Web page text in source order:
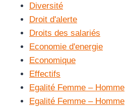
Diversité
Droit d'alerte
Droits des salariés
Economie d'energie
Economique
Effectifs
Egalité Femme – Homme
Egalité Femme – Homme